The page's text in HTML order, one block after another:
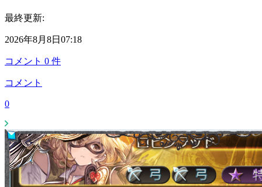
最終更新:
2026年8月8日07:18
コメント 0 件
コメント
0